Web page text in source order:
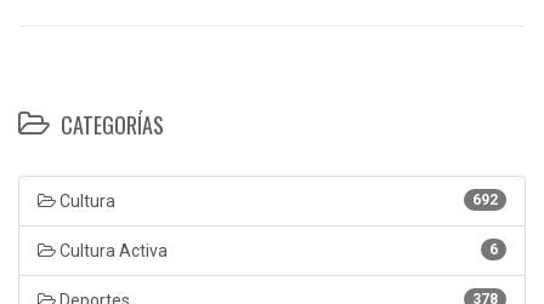
CATEGORÍAS
692
Cultura
6
Cultura Activa
378
Deportes